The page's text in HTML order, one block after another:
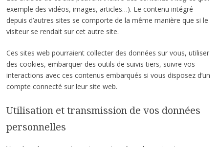
exemple des vidéos, images, articles…). Le contenu intégré
depuis d’autres sites se comporte de la même manière que si le
visiteur se rendait sur cet autre site.
Ces sites web pourraient collecter des données sur vous, utiliser
des cookies, embarquer des outils de suivis tiers, suivre vos
interactions avec ces contenus embarqués si vous disposez d’un
compte connecté sur leur site web.
Utilisation et transmission de vos données
personnelles